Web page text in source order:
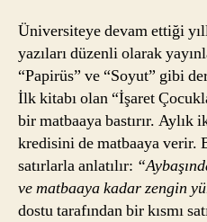
Üniversiteye devam ettiği
yazıları düzenli olarak
“Papirüs” ve “Soyut” gibi
İlk kitabı olan “İşaret
bir matbaaya bastırır.
kredisini de matbaaya verir.
satırlarla anlatılır:
ve matbaaya kadar zengin
dostu tarafından bir kısmı